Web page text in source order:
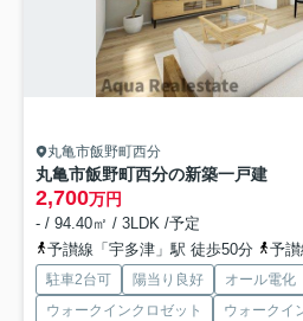
丸亀市飯野町西分
丸亀市飯野町西分の新築一戸建
2,700万円
- / 94.40㎡ / 3LDK /予定
予讃線「宇多津」駅 徒歩50分
予
駐車2台可 陽当り良好 オール電化
ウォークインクロゼット
ウォークイ